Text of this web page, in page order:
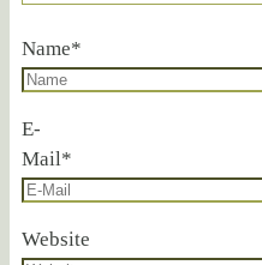
Name*
E-
Mail*
Website